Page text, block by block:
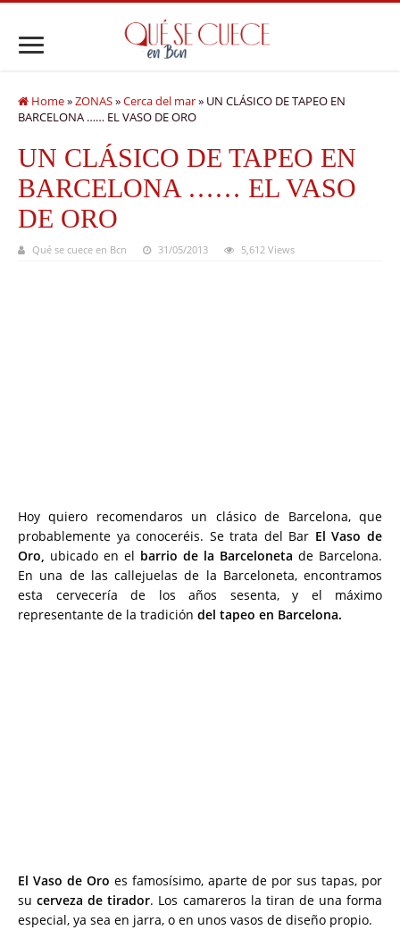
Home»ZONAS»Cerca del mar» UN CLÁSICO DE TAPEO EN
BARCELONA …… EL VASO DE ORO
UN CLÁSICO DE TAPEO EN
BARCELONA …… EL VASO
DE ORO
Qué se cuece en Bcn 31/05/2013 5,612 Views
Hoy quiero recomendaros un clásico de Barcelona, que
probablemente ya conoceréis. Se trata del Bar El Vaso de
Oro, ubicado en el barrio de la Barceloneta de Barcelona.
En una de las callejuelas de la Barceloneta, encontramos
esta cervecería de los años sesenta, y el máximo
representante de la tradición del tapeo en Barcelona.
El Vaso de Oro es famosísimo, aparte de por sus tapas, por
sucerveza de tirador. Los camareros la tiran de una forma
especial, ya sea en jarra, o en unos vasos de diseño propio.